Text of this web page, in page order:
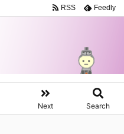
Next Search
RSS Feedly